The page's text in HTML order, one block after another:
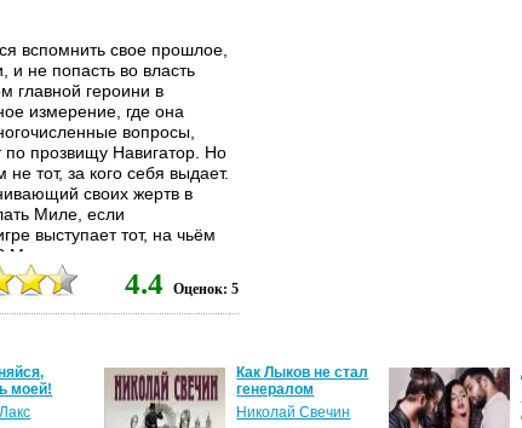
вспомнить свое прошлое,
и не попасть во власть
главной героини в
измерение, где она
вопросы,
по прозвищу Навигатор. Но
тот, за кого себя выдает.
своих жертв в
Миле, если
выступает тот, на чьём
Можно ли доверять такому
её? И почему
к которой стремится
4.4 Оценок: 5
моей!
Как Лыков не стал
генералом
Николай Свечин